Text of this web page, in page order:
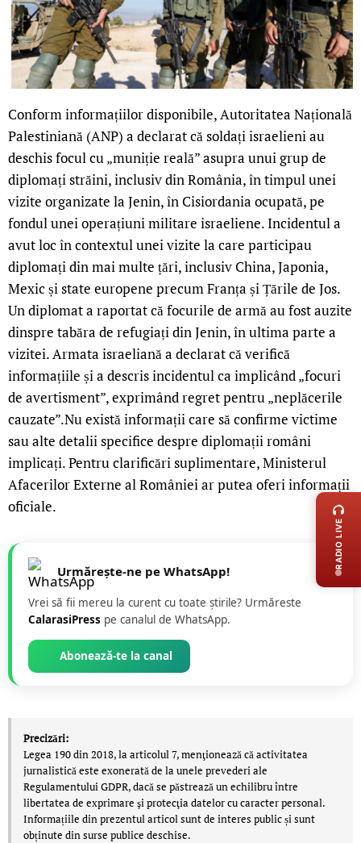
Conform informațiilor disponibile, Autoritatea Națională
Palestiniană (ANP) a declarat că soldați israelieni au
deschis focul cu „muniție reală” asupra unui grup de
diplomați străini, inclusiv din România, în timpul unei
vizite organizate la Jenin, în Cisiordania ocupată, pe
fondul unei operațiuni militare israeliene. Incidentul a
avut loc în contextul unei vizite la care participau
diplomați din mai multe țări, inclusiv China, Japonia,
Mexic și state europene precum Franța și Țările de Jos.
Un diplomat a raportat că focurile de armă au fost auzite
dinspre tabăra de refugiați din Jenin, în ultima parte a
vizitei. Armata israeliană a declarat că verifică
informațiile și a descris incidentul ca implicând „focuri
de avertisment”, exprimând regret pentru „neplăcerile
cauzate”.Nu există informații care să confirme victime
sau alte detalii specifice despre diplomații români
implicați. Pentru clarificări suplimentare, Ministerul
Afacerilor Externe al României ar putea oferi informații
oficiale.
Urmărește-ne pe WhatsApp!
Vrei să fii mereu la curent cu toate știrile? Urmăreste
CalarasiPress pe canalul de WhatsApp.
Abonează-te la canal
Precizări:
Legea 190 din 2018, la articolul 7, menţionează că activitatea
jurnalistică este exonerată de la unele prevederi ale
Regulamentului GDPR, dacă se păstrează un echilibru între
libertatea de exprimare şi protecţia datelor cu caracter personal.
Informațiile din prezentul articol sunt de interes public și sunt
obținute din surse publice deschise.
RADIO LIVE